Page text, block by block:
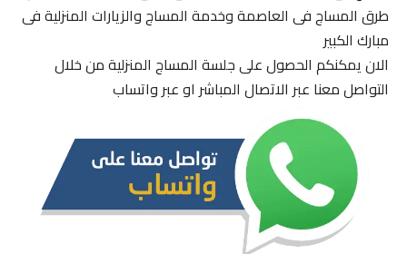
طرق المساج فى العاصمة وخدمة المساج والزيارات المنزلية فى
مبارك الكبير
الان يمكنكم الحصول على جلسة المساج المنزلية من خلال
التواصل معنا عبر الاتصال المباشر او عبر واتساب